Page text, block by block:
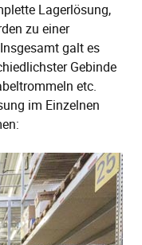
Lagerlösung,
zu einer
galt es
Gebinde
etc.
im Einzelnen